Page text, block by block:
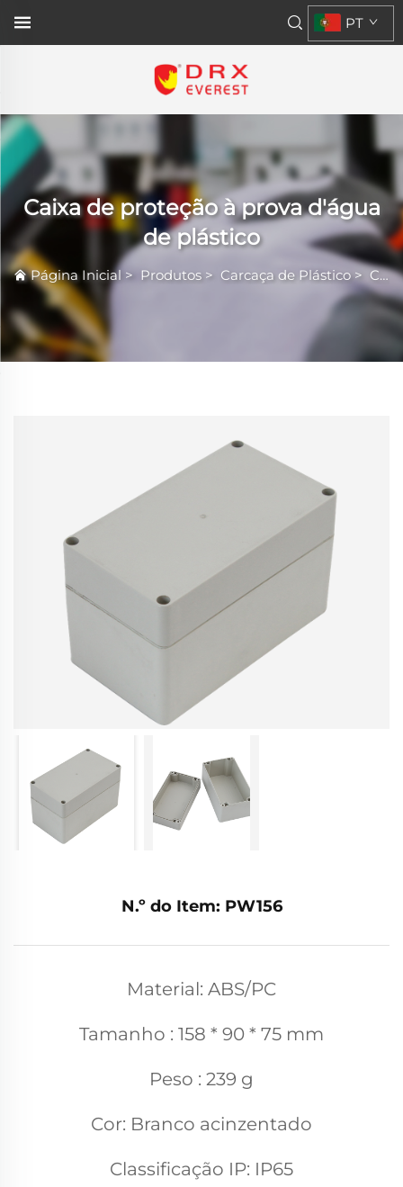
PT
Caixa de proteção à prova d'água
de plástico
Página Inicial > Produtos > Carcaça de Plástico> Caixa de proteção à prova d'água de plástico
N.º do Item: PW156
Material: ABS/PC
Tamanho : 158 * 90 * 75 mm
Peso : 239 g
Cor: Branco acinzentado
Classificação IP: IP65